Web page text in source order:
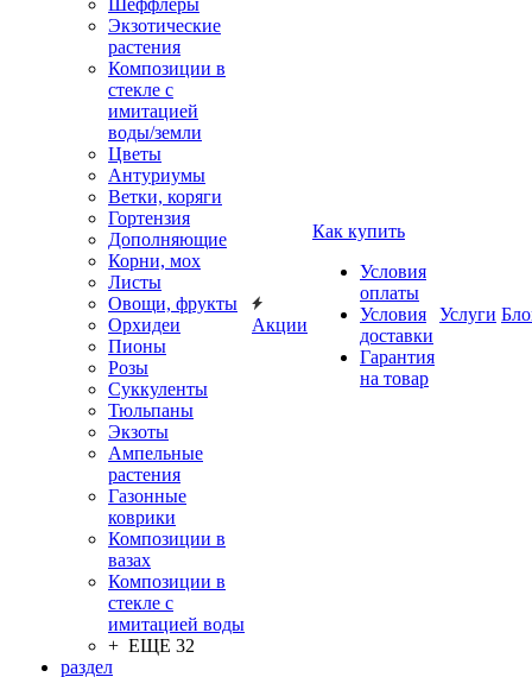
Шеффлеры
Экзотические
растения
Композиции в
стекле с
имитацией
воды/земли
Цветы
Антуриумы
Ветки, коряги
Гортензия
Дополняющие
Корни, мох
Листы
Овощи, фрукты
Орхидеи
Пионы
Розы
Суккуленты
Тюльпаны
Экзоты
Ампельные
растения
Газонные
коврики
Композиции в
вазах
Композиции в
стекле с
имитацией воды
+ ЕЩЕ 32
раздел
Акции
Как купить
Условия
оплаты
Условия
доставки
Гарантия
на товар
Услуги